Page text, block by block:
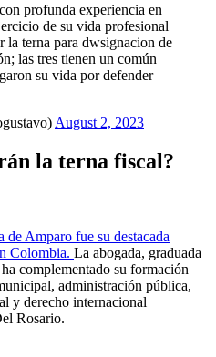
profunda experiencia en
de su vida profesional
la terna para dwsignacion de
las tres tienen un común
su vida por defender
August 2, 2023
la terna fiscal?
Amparo fue su destacada
Colombia. La abogada, graduada
complementado su formación
administración pública,
y derecho internacional
Rosario.